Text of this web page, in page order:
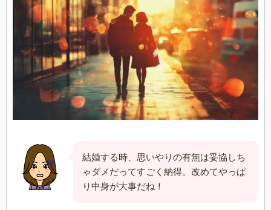
結婚する時、思いやりの有無は妥協しち
ゃダメだってすごく納得。改めてやっぱ
り中身が大事だね！